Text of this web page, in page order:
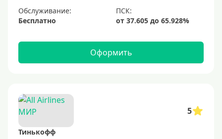
Обслуживание:
Бесплатно
Оформить
5
Тинькофф